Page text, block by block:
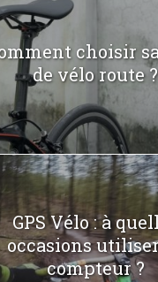
choisir
de vélo route ?
GPS Vélo : à
occasions
compteur ?